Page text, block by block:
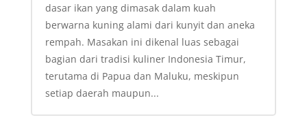
dasar ikan yang dimasak dalam kuah
berwarna kuning alami dari kunyit dan aneka
rempah. Masakan ini dikenal luas sebagai
bagian dari tradisi kuliner Indonesia Timur,
terutama di Papua dan Maluku, meskipun
setiap daerah maupun...